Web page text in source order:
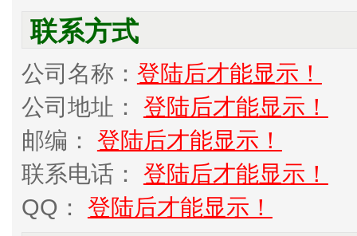
联系方式
公司名称： 登陆后才能显示！
公司地址： 登陆后才能显示！
邮编： 登陆后才能显示！
联系电话： 登陆后才能显示！
QQ： 登陆后才能显示！